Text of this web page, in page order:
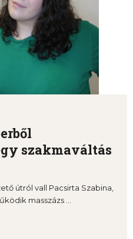
szakmaváltás
útról vall Pacsirta Szabina,
masszázs ...